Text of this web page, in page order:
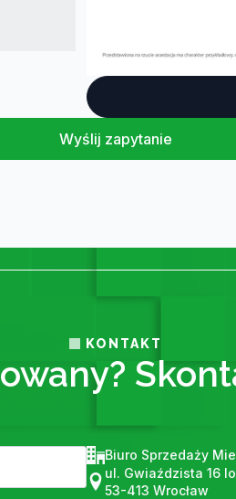
Wyślij zapytanie
KONTAKT
Biuro Sprzedaży
ul. Gwiaździsta 16
53-413 Wrocław